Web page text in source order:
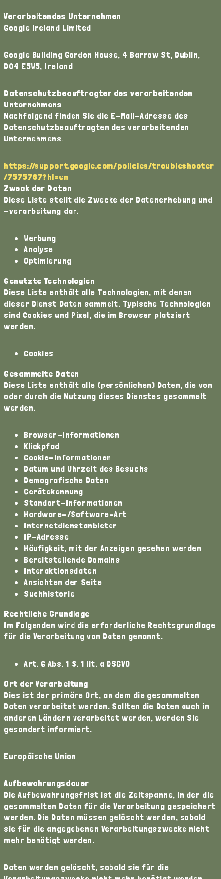
Verarbeitendes Unternehmen
Google Ireland Limited
Google Building Gordon House, 4 Barrow St, Dublin,
D04 E5W5, Ireland
Datenschutzbeauftragter des verarbeitenden
Unternehmens
Nachfolgend finden Sie die E-Mail-Adresse des
Datenschutzbeauftragten des verarbeitenden
Unternehmens.
https://support.google.com/policies/troubleshooter
/7575787?hl=en
Zweck der Daten
Diese Liste stellt die Zwecke der Datenerhebung und
-verarbeitung dar.
Werbung
Analyse
Optimierung
Genutzte Technologien
Diese Liste enthält alle Technologien, mit denen
dieser Dienst Daten sammelt. Typische Technologien
sind Cookies und Pixel, die im Browser platziert
werden.
Cookies
Gesammelte Daten
Diese Liste enthält alle (persönlichen) Daten, die von
oder durch die Nutzung dieses Dienstes gesammelt
werden.
Browser-Informationen
Klickpfad
Cookie-Informationen
Datum und Uhrzeit des Besuchs
Demografische Daten
Gerätekennung
Standort-Informationen
Hardware-/Software-Art
Internetdienstanbieter
IP-Adresse
Häufigkeit, mit der Anzeigen gesehen werden
Bereitstellende Domains
Interaktionsdaten
Ansichten der Seite
Suchhistorie
Rechtliche Grundlage
Im Folgenden wird die erforderliche Rechtsgrundlage
für die Verarbeitung von Daten genannt.
Art. 6 Abs. 1 S. 1 lit. a DSGVO
Ort der Verarbeitung
Dies ist der primäre Ort, an dem die gesammelten
Daten verarbeitet werden. Sollten die Daten auch in
anderen Ländern verarbeitet werden, werden Sie
gesondert informiert.
Europäische Union
Aufbewahrungsdauer
Die Aufbewahrungsfrist ist die Zeitspanne, in der die
gesammelten Daten für die Verarbeitung gespeichert
werden. Die Daten müssen gelöscht werden, sobald
sie für die angegebenen Verarbeitungszwecke nicht
mehr benötigt werden.
Daten werden gelöscht, sobald sie für die